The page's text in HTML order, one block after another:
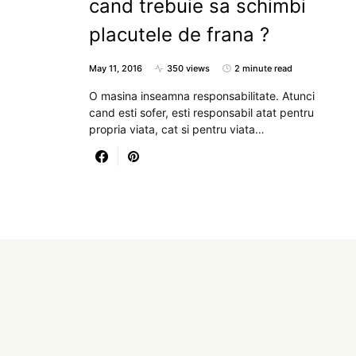
cand trebuie sa schimbi
placutele de frana ?
May 11, 2016 350 views 2 minute read
O masina inseamna responsabilitate. Atunci
cand esti sofer, esti responsabil atat pentru
propria viata, cat si pentru viata…